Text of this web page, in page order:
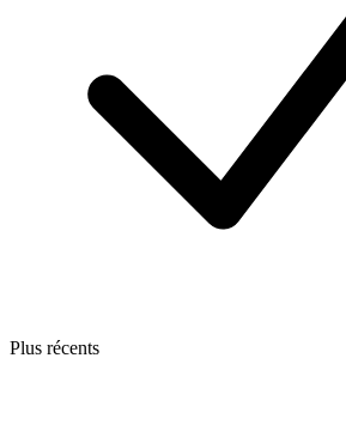
Plus récents